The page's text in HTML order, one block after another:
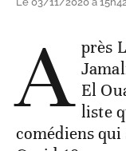
A près
El
liste
comédiens